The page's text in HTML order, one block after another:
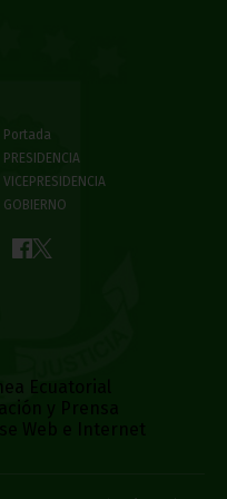
Portada
PRESIDENCIA
VICEPRESIDENCIA
GOBIERNO